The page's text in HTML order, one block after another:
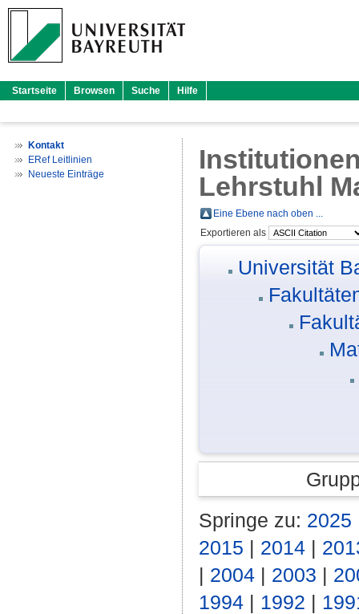
Startseite Browsen Suche Hilfe
Kontakt
ERef Leitlinien
Neueste Einträge
Lehrstuhl
Eine Ebene nach oben ...
Exportieren als
Universität
Springe zu: 2025
2015 | 2014 |
| 2004 | 2003 |
1994 | 1992 |